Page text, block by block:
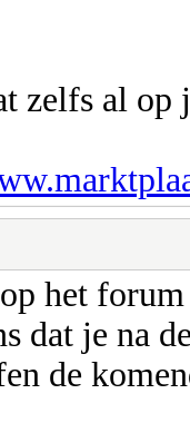
zelfs al op
het
dat je na
de